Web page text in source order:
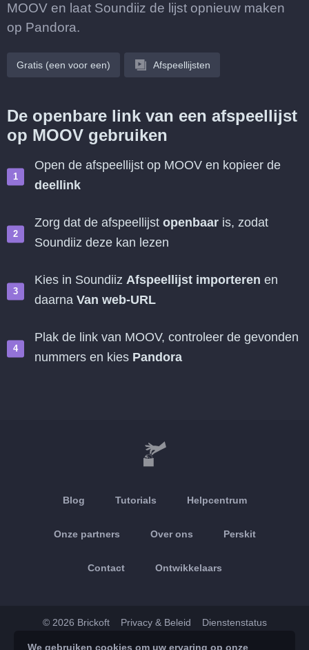
MOOV en laat Soundiiz de lijst opnieuw maken
op Pandora.
Gratis (een voor een) Afspeellijsten
De openbare link van een afspeellijst
op MOOV gebruiken
Open de afspeellijst op MOOV en kopieer de
deellink
Zorg dat de afspeellijst openbaar is, zodat
Soundiiz deze kan lezen
Kies in Soundiiz Afspeellijst importeren en
daarna Van web-URL
Plak de link van MOOV, controleer de gevonden
nummers en kies Pandora
Blog Tutorials Helpcentrum
Onze partners Over ons Perskit
Contact Ontwikkelaars
© 2026 Brickoft Privacy & Beleid Dienstenstatus
We gebruiken cookies om uw ervaring op onze